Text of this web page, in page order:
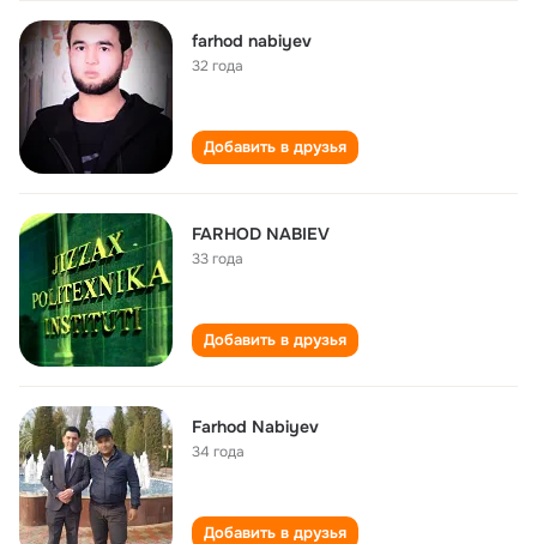
farhod nabiyev
32 года
Добавить в друзья
FARHOD NABIEV
33 года
Добавить в друзья
Farhod Nabiyev
34 года
Добавить в друзья